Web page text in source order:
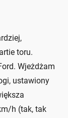
toru.
Wjeżdżam
ustawiony
h (tak, tak